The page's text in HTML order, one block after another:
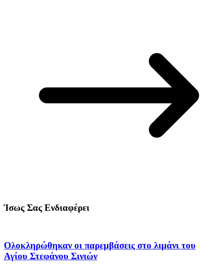
Ίσως Σας Ενδιαφέρει
Ολοκληρώθηκαν οι παρεμβάσεις στο λιμάνι του
Αγίου Στεφάνου Σινιών